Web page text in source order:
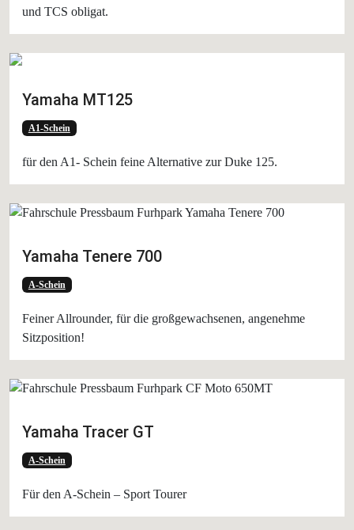
und TCS obligat.
Yamaha MT125
A1-Schein
für den A1- Schein feine Alternative zur Duke 125.
Yamaha Tenere 700
A-Schein
Feiner Allrounder, für die großgewachsenen, angenehme
Sitzposition!
Yamaha Tracer GT
A-Schein
Für den A-Schein – Sport Tourer